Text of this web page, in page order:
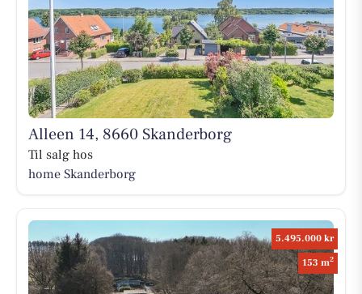
Alleen 14, 8660 Skanderborg
Til salg hos
home Skanderborg
5.495.000 kr
153 m2